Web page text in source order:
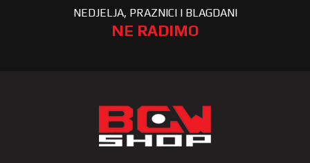
NEDJELJA, PRAZNICI I BLAGDANI
NE RADIMO